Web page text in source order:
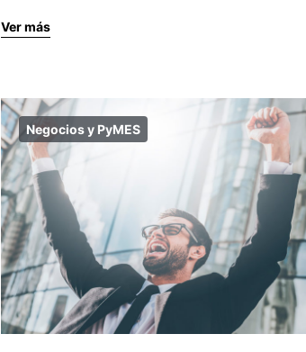
Ver más
Negocios y PyMES